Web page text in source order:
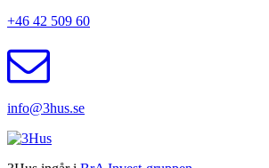
+46 42 509 60
info@3hus.se